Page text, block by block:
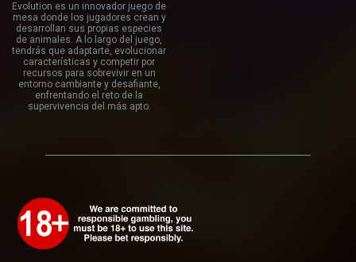
Evolution es un innovador juego de
mesa donde los jugadores crean y
desarrollan sus propias especies
de animales. A lo largo del juego,
tendrás que adaptarte, evolucionar
características y competir por
recursos para sobrevivir en un
entorno cambiante y desafiante,
enfrentando el reto de la
supervivencia del más apto.